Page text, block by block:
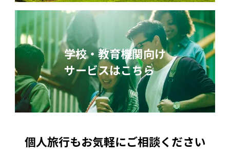
学校・教育機関向け
サービスはこちら
個人旅行もお気軽にご相談ください